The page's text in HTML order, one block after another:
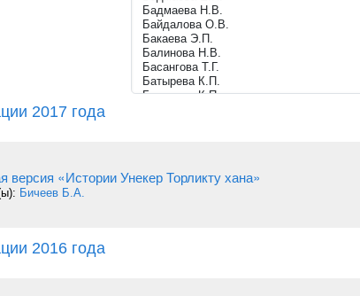
2017 года
версия «Истории Унекер Торликту хана»
Бичеев Б.А.
2016 года